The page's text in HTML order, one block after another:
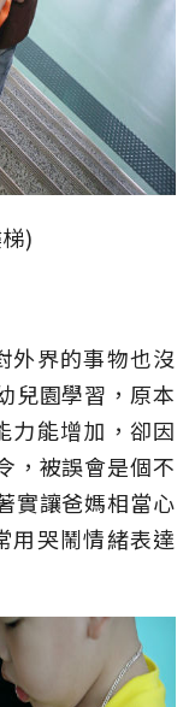
)
外界的事物也沒
兒園學習，原本
力能增加，卻因
，被誤會是個不
實讓爸媽相當心
用哭鬧情緒表達